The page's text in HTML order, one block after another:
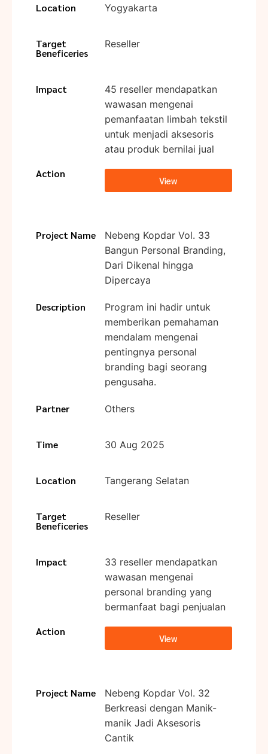
Location Yogyakarta
Target
Beneficeries
Reseller
Impact
45 reseller mendapatkan
wawasan mengenai
pemanfaatan limbah tekstil
untuk menjadi aksesoris
atau produk bernilai jual
Action
View
Project Name
Nebeng Kopdar Vol. 33
Bangun Personal Branding,
Dari Dikenal hingga
Dipercaya
Description
Program ini hadir untuk
memberikan pemahaman
mendalam mengenai
pentingnya personal
branding bagi seorang
pengusaha.
Partner Others
Time 30 Aug 2025
Location Tangerang Selatan
Target
Beneficeries
Reseller
Impact
33 reseller mendapatkan
wawasan mengenai
personal branding yang
bermanfaat bagi penjualan
Action
View
Project Name
Nebeng Kopdar Vol. 32
Berkreasi dengan Manik-
manik Jadi Aksesoris
Cantik